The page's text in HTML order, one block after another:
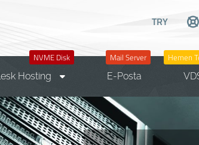
TRY
NVME Disk
Hosting
Mail Server
E-Posta
Hemen